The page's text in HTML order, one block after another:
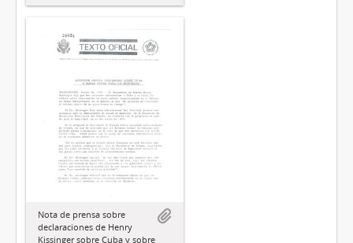
Nota de prensa sobre
declaraciones de Henry
Kissinger sobre Cuba y sobre